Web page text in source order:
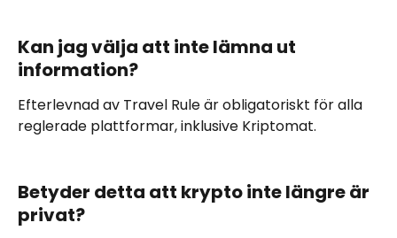
Kan jag välja att inte lämna ut
information?
Efterlevnad av Travel Rule är obligatoriskt för alla
reglerade plattformar, inklusive Kriptomat.
Betyder detta att krypto inte längre är
privat?